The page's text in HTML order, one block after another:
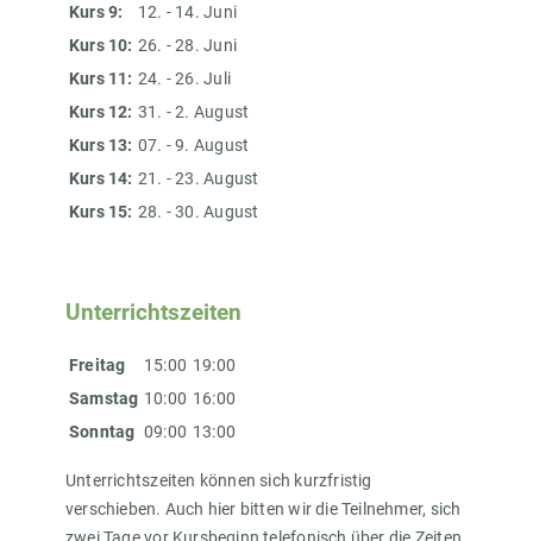
Kurs 9:
12. - 14. Juni
Kurs 10: 26. - 28. Juni
Kurs 11: 24. - 26. Juli
Kurs 12: 31. - 2. August
Kurs 13: 07. - 9. August
Kurs 14: 21. - 23. August
Kurs 15: 28. - 30. August
Unterrichtszeiten
Freitag 15:00 19:00
Samstag 10:00 16:00
Sonntag 09:00 13:00
Unterrichtszeiten können sich kurzfristig
verschieben. Auch hier bitten wir die Teilnehmer, sich